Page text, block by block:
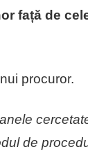
față de
procuror.
de